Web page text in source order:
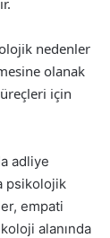
nedenler
olanak
için
adliye
psikolojik
empati
alanında